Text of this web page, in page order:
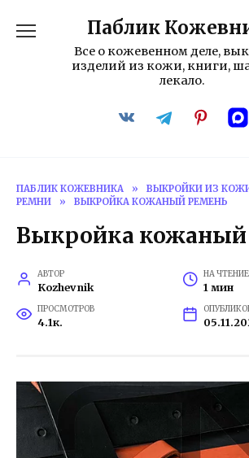
содержанию
Паблик
Все о кожевенном деле,
изделий из кожи, книги,
лекало.
ПАБЛИК КОЖЕВНИКА » ВЫКРОЙКИ ИЗ
РЕМНИ
» ВЫКРОЙКА КОЖАНЫЙ РЕМЕНЬ
Выкройка кожаный
АВТОР
Kozhevnik
НА ЧТЕНИЕ
1 мин
ПРОСМОТРОВ
4.1к.